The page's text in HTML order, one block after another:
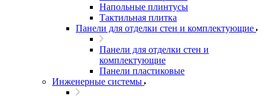
Напольные плинтусы
Тактильная плитка
Панели для отделки стен и комплектующие
Панели для отделки стен и
комплектующие
Панели пластиковые
Инженерные системы